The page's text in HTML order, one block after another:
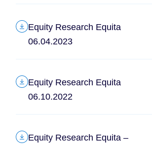
Equity Research Equita
06.04.2023
Equity Research Equita
06.10.2022
Equity Research Equita –